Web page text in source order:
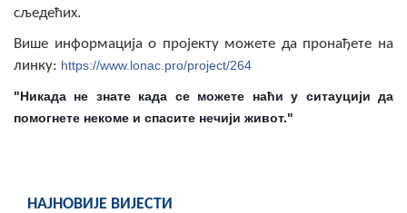
сљедећих.
Више информација о пројекту можете да пронађете на
линку: https://www.lonac.pro/project/264
"Никада не знате када се можете наћи у ситауцији да
помогнете некоме и спасите нечији живот."
НАЈНОВИЈЕ ВИЈЕСТИ